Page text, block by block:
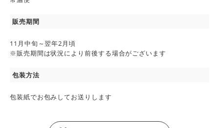
販売期間
11月中旬～翌年2月頃
※販売期間は状況により前後する場合がございます
包装方法
包装紙でお包みしてお送りします